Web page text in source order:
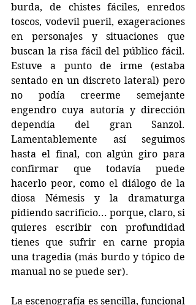
burda, de chistes fáciles, enredos
toscos, vodevil pueril, exageraciones
en personajes y situaciones que
buscan la risa fácil del público fácil.
Estuve a punto de irme (estaba
sentado en un discreto lateral) pero
no podía creerme semejante
engendro cuya autoría y dirección
dependía del gran Sanzol.
Lamentablemente así seguimos
hasta el final, con algún giro para
confirmar que todavía puede
hacerlo peor, como el diálogo de la
diosa Némesis y la dramaturga
pidiendo sacrificio... porque, claro, si
quieres escribir con profundidad
tienes que sufrir en carne propia
una tragedia (más burdo y tópico de
manual no se puede ser).
La escenografía es sencilla, funcional